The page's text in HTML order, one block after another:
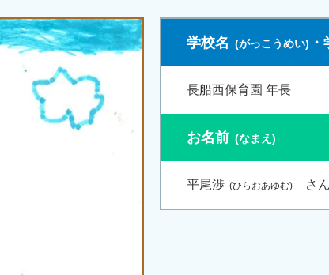
学校名 ・
長船西保育園 年長
お名前
平尾渉 さ